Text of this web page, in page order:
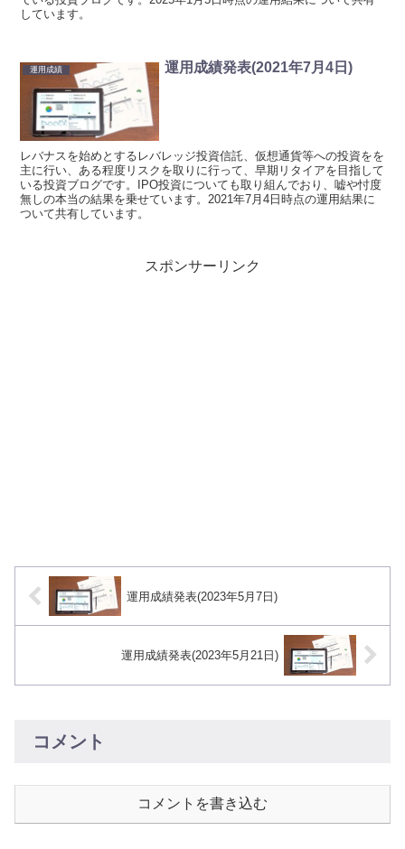
しています。
運用成績 運用成績発表(2021年7月4日)
レバナスを始めとするレバレッジ投資信託、仮想通貨等への投資をを
主に行い、ある程度リスクを取りに行って、早期リタイアを目指して
いる投資ブログです。IPO投資についても取り組んでおり、嘘や忖度
無しの本当の結果を乗せています。2021年7月4日時点の運用結果に
ついて共有しています。
スポンサーリンク
運用成績発表(2023年5月7日)
運用成績発表(2023年5月21日)
コメント
コメントを書き込む